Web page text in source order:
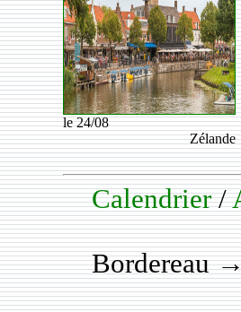
le 24/08
Zélande
Calendrier/
Bordereau